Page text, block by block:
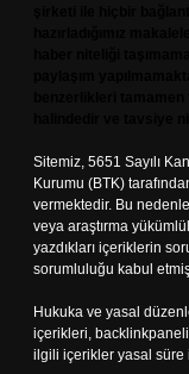
Sitemiz, 5651 Sayılı
Kurumu (BTK)
vermektedir. Bu
veya araştırma
yazdıkları içeriklerin
sorumluluğu kabul etmiş
Hukuka ve yasal
içerikleri,
ilgili içerikler yasal süre